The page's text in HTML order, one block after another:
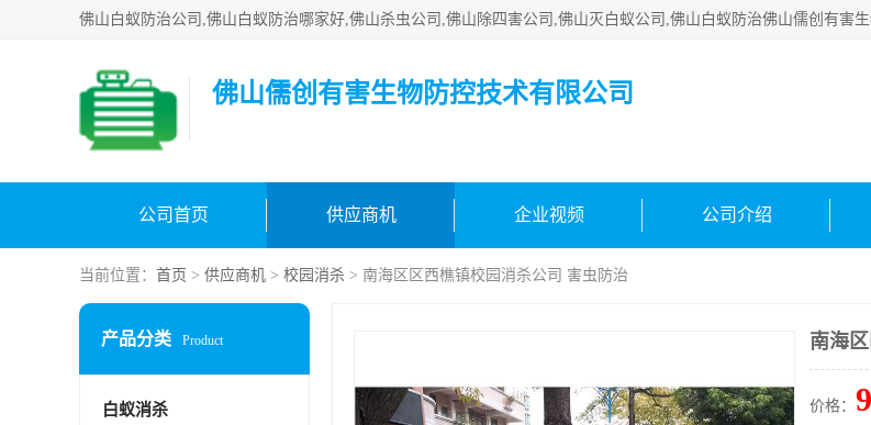
佛山儒创有害生物防控技术有限公司
公司首页 供应商机 企业视频 公司介绍
当前位置： 首页 > 供应商机 > 校园消杀 > 南海区区西樵镇校园消杀公司 害虫防治
产品分类 Product
白蚁消杀
南海
价格：